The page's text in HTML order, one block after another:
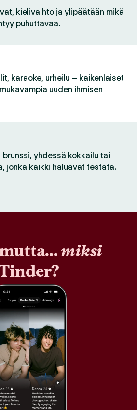
kielivaihto ja ylipäätään mikä
puhuttavaa.
karaoke, urheilu – kaikenlaiset
uuden ihmisen
brunssi, yhdessä kokkailu tai
jonka kaikki haluavat testata.
miksi